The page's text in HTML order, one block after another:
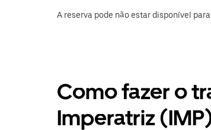
A reserva pode não estar disponível
Como fazer o
Imperatriz